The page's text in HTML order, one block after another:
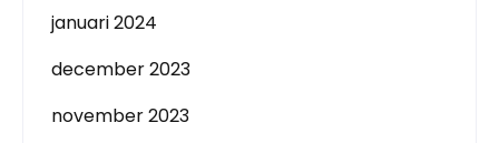
januari 2024
december 2023
november 2023